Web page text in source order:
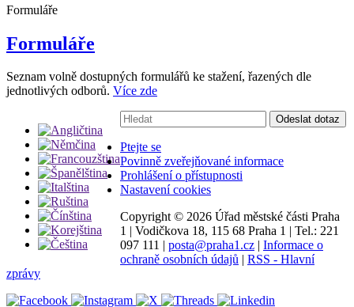
Formuláře
Formuláře
Seznam volně dostupných formulářů ke stažení, řazených dle
jednotlivých odborů. Více zde
Vyhledávání:
Odeslat dotaz
Ptejte se
Povinně zveřejňované informace
Prohlášení o přístupnosti
Nastavení cookies
Copyright © 2026 Úřad městské části Praha
1
Vodičkova 18, 115 68 Praha 1
Tel.: 221
097 111
posta@praha1.cz
Informace o
ochraně osobních údajů
RSS - Hlavní
zprávy